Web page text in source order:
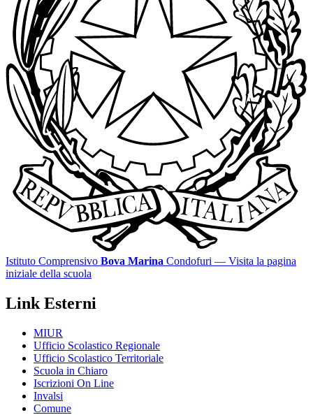
Istituto Comprensivo Bova Marina Condofuri — Visita la pagina
iniziale della scuola
Link Esterni
MIUR
Ufficio Scolastico Regionale
Ufficio Scolastico Territoriale
Scuola in Chiaro
Iscrizioni On Line
Invalsi
Comune